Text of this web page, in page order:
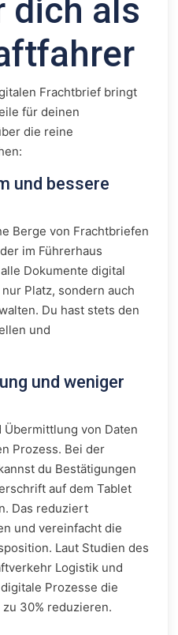
dich als
Frachtbrief bringt
für deinen
die reine
und bessere
Berge von Frachtbriefen
im Führerhaus
Dokumente digital
Platz, sondern auch
Du hast stets den
und
und weniger
von Daten
Prozess. Bei der
du Bestätigungen
auf dem Tablet
Das reduziert
und vereinfacht die
Laut Studien des
Logistik und
Prozesse die
30% reduzieren.